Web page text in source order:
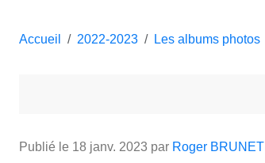
Accueil 2022-2023 Les albums photos
Publié le 18 janv. 2023 par Roger BRUNET